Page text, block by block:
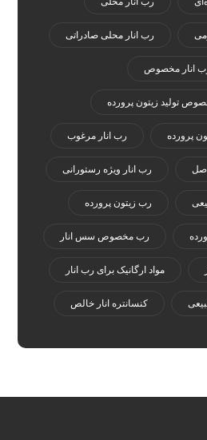
رب انار محلی صادراتی
انار مخصوص
تولید زیتون پرورده
پرورده رب انار مرغوب
رب انار ویژه رستورانی
رب زیتون پرورده
رب مخصوص سس انار
مواد ارگانیک برای رب انار
کنسانتره انار خالص